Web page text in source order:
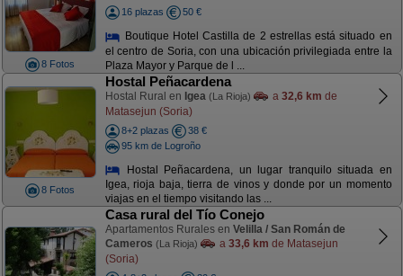
8 Fotos
16 plazas 50 €
Boutique Hotel Castilla de 2 estrellas está situado en
el centro de Soria, con una ubicación privilegiada entre la
Plaza Mayor y Parque de l ...
8 Fotos
Hostal Peñacardena
Hostal Rural en Igea (La Rioja) a 32,6 km de
Matasejun (Soria)
8+2 plazas
38 €
95 km de Logroño
Hostal Peñacardena, un lugar tranquilo situada en
Igea, rioja baja, tierra de vinos y donde por un momento
viajas en el tiempo visitando las ...
Casa rural del Tío Conejo
Apartamentos Rurales en Velilla / San Román de
Cameros (La Rioja) a 33,6 km de Matasejun
(Soria)